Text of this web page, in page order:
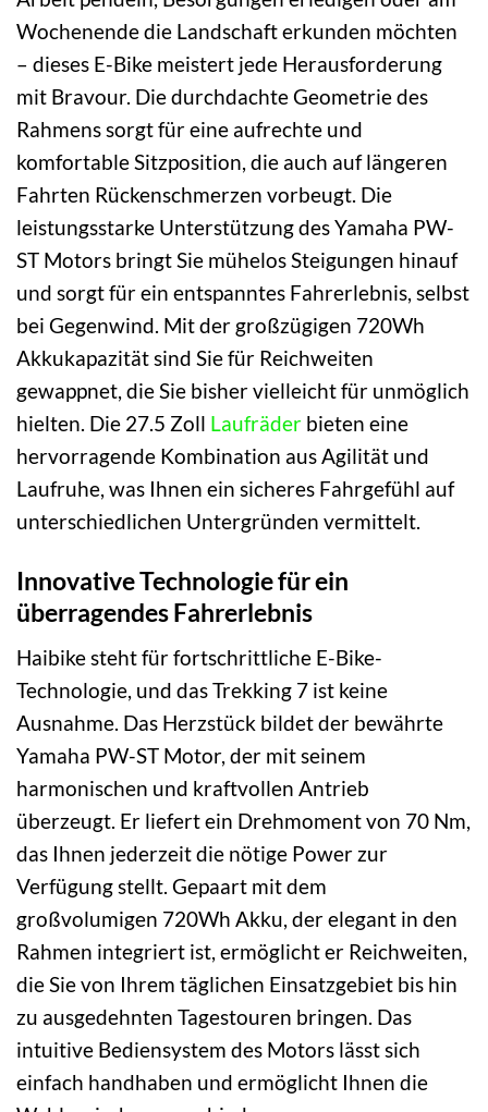
Wochenende die Landschaft erkunden möchten
– dieses E-Bike meistert jede Herausforderung
mit Bravour. Die durchdachte Geometrie des
Rahmens sorgt für eine aufrechte und
komfortable Sitzposition, die auch auf längeren
Fahrten Rückenschmerzen vorbeugt. Die
leistungsstarke Unterstützung des Yamaha PW-
ST Motors bringt Sie mühelos Steigungen hinauf
und sorgt für ein entspanntes Fahrerlebnis, selbst
bei Gegenwind. Mit der großzügigen 720Wh
Akkukapazität sind Sie für Reichweiten
gewappnet, die Sie bisher vielleicht für unmöglich
hielten. Die 27.5 Zoll Laufräder bieten eine
hervorragende Kombination aus Agilität und
Laufruhe, was Ihnen ein sicheres Fahrgefühl auf
unterschiedlichen Untergründen vermittelt.
Innovative Technologie für ein
überragendes Fahrerlebnis
Haibike steht für fortschrittliche E-Bike-
Technologie, und das Trekking 7 ist keine
Ausnahme. Das Herzstück bildet der bewährte
Yamaha PW-ST Motor, der mit seinem
harmonischen und kraftvollen Antrieb
überzeugt. Er liefert ein Drehmoment von 70 Nm,
das Ihnen jederzeit die nötige Power zur
Verfügung stellt. Gepaart mit dem
großvolumigen 720Wh Akku, der elegant in den
Rahmen integriert ist, ermöglicht er Reichweiten,
die Sie von Ihrem täglichen Einsatzgebiet bis hin
zu ausgedehnten Tagestouren bringen. Das
intuitive Bediensystem des Motors lässt sich
einfach handhaben und ermöglicht Ihnen die